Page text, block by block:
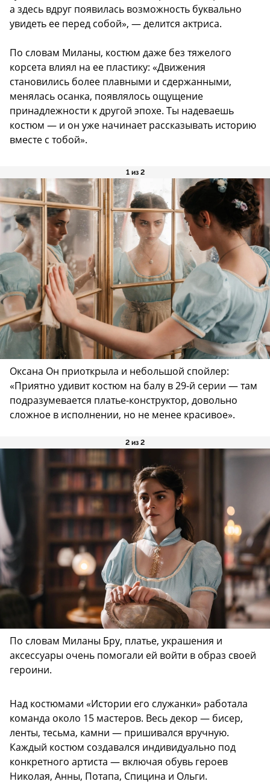
а здесь вдруг появилась возможность буквально
увидеть ее перед собой», — делится актриса.
По словам Миланы, костюм даже без тяжелого
корсета влиял на ее пластику: «Движения
становились более плавными и сдержанными,
менялась осанка, появлялось ощущение
принадлежности к другой эпохе. Ты надеваешь
костюм — и он уже начинает рассказывать историю
вместе с тобой».
1 из 2
Оксана Он приоткрыла и небольшой спойлер:
«Приятно удивит костюм на балу в 29-й серии — там
подразумевается платье-конструктор, довольно
сложное в исполнении, но не менее красивое».
2 из 2
По словам Миланы Бру, платье, украшения и
аксессуары очень помогали ей войти в образ своей
героини.
Над костюмами «Истории его служанки» работала
команда около 15 мастеров. Весь декор — бисер,
ленты, тесьма, камни — пришивался вручную.
Каждый костюм создавался индивидуально под
конкретного артиста — включая обувь героев
Николая, Анны, Потапа, Спицина и Ольги.